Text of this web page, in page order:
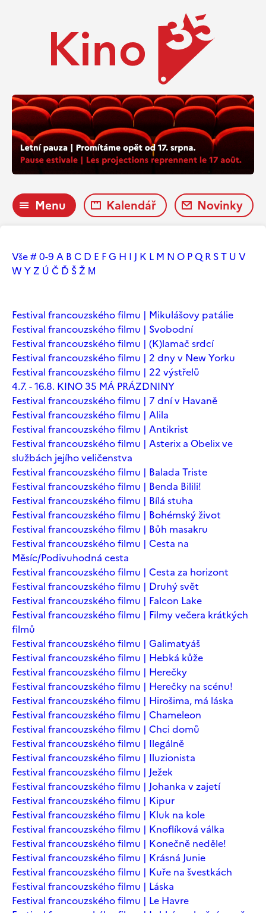
Menu Kalendář Novinky
Vše# 0-9 A B C D E FG H I J K L M N O PQ R ST U V
W YZ Ú Č Ď ŠŽ М
Festival francouzského filmu | Mikulášovy patálie
Festival francouzského filmu | Svobodní
Festival francouzského filmu | (K)lamač srdcí
Festival francouzského filmu | 2 dny v New Yorku
Festival francouzského filmu | 22 výstřelů
4.7. - 16.8. KINO 35 MÁ PRÁZDNINY
Festival francouzského filmu | 7 dní v Havaně
Festival francouzského filmu | Alila
Festival francouzského filmu | Antikrist
Festival francouzského filmu | Asterix a Obelix ve
službách jejího veličenstva
Festival francouzského filmu | Balada Triste
Festival francouzského filmu | Benda Bilili!
Festival francouzského filmu | Bílá stuha
Festival francouzského filmu | Bohémský život
Festival francouzského filmu | Bůh masakru
Festival francouzského filmu | Cesta na
Měsíc/Podivuhodná cesta
Festival francouzského filmu | Cesta za horizont
Festival francouzského filmu | Druhý svět
Festival francouzského filmu | Falcon Lake
Festival francouzského filmu | Filmy večera krátkých
filmů
Festival francouzského filmu | Galimatyáš
Festival francouzského filmu | Hebká kůže
Festival francouzského filmu | Herečky
Festival francouzského filmu | Herečky na scénu!
Festival francouzského filmu | Hirošima, má láska
Festival francouzského filmu | Chameleon
Festival francouzského filmu | Chci domů
Festival francouzského filmu | Ilegálně
Festival francouzského filmu | Iluzionista
Festival francouzského filmu | Ježek
Festival francouzského filmu | Johanka v zajetí
Festival francouzského filmu | Kipur
Festival francouzského filmu | Kluk na kole
Festival francouzského filmu | Knoflíková válka
Festival francouzského filmu | Konečně neděle!
Festival francouzského filmu | Krásná Junie
Festival francouzského filmu | Kuře na švestkách
Festival francouzského filmu | Láska
Festival francouzského filmu | Le Havre